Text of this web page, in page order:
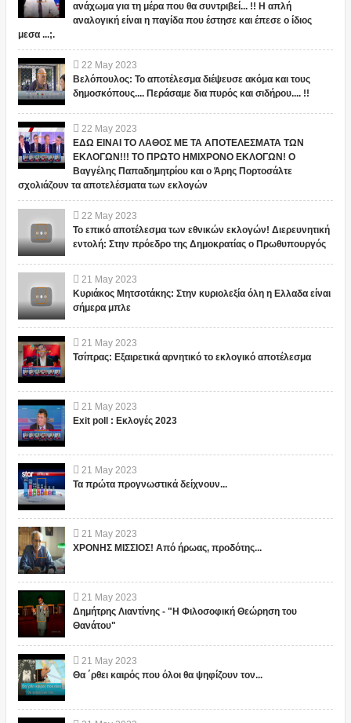
ανάχωμα για τη μέρα που θα συντριβεί... !! Η απλή
αναλογική είναι η παγίδα που έστησε και έπεσε ο ίδιος
μεσα ...;.
22 May 2023
Βελόπουλος: Το αποτέλεσμα διέψευσε ακόμα και τους
δημοσκόπους.... Περάσαμε δια πυρός και σιδήρου.... !!
22 May 2023
ΕΔΩ ΕΙΝΑΙ ΤΟ ΛΑΘΟΣ ΜΕ ΤΑ ΑΠΟΤΕΛΕΣΜΑΤΑ ΤΩΝ
ΕΚΛΟΓΩΝ!!! ΤΟ ΠΡΩΤΟ ΗΜΙΧΡΟΝΟ ΕΚΛΟΓΩΝ! Ο
Βαγγέλης Παπαδημητρίου και ο Άρης Πορτοσάλτε
σχολιάζουν τα αποτελέσματα των εκλογών
22 May 2023
Το επικό αποτέλεσμα των εθνικών εκλογών! Διερευνητική
εντολή: Στην πρόεδρο της Δημοκρατίας ο Πρωθυπουργός
21 May 2023
Κυριάκος Μητσοτάκης: Στην κυριολεξία όλη η Ελλαδα είναι
σήμερα μπλε
21 May 2023
Τσίπρας: Εξαιρετικά αρνητικό το εκλογικό αποτέλεσμα
21 May 2023
Exit poll : Εκλογές 2023
21 May 2023
Τα πρώτα προγνωστικά δείχνουν...
21 May 2023
ΧΡΟΝΗΣ ΜΙΣΣΙΟΣ! Από ήρωας, προδότης...
21 May 2023
Δημήτρης Λιαντίνης - "Η Φιλοσοφική Θεώρηση του
Θανάτου"
21 May 2023
Θα ΄ρθει καιρός που όλοι θα ψηφίζουν τον...